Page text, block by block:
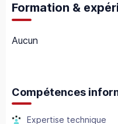
Formation &
Aucun
Compétences
Expertise technique